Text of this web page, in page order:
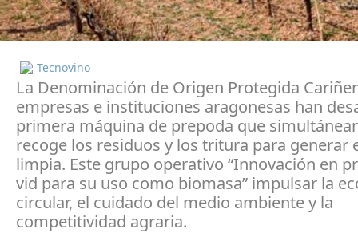
Tecnovino
La Denominación de Origen Protegida
empresas e instituciones aragonesas han
primera máquina de prepoda que
recoge los residuos y los tritura para generar
limpia. Este grupo operativo “Innovación en
vid para su uso como biomasa” impulsar la
circular, el cuidado del medio ambiente y la
competitividad agraria.